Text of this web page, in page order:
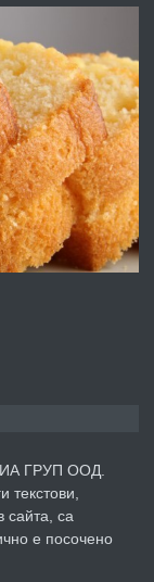
НА ГР.
преди 2 дни
преди 2 дни
под наем в кв.
преди 3 дни
Хасково кв.
ГРУП ООД.
текстови,
сайта, са
е посочено